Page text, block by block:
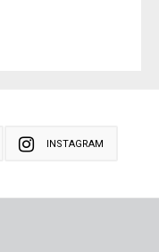
INSTAGRAM